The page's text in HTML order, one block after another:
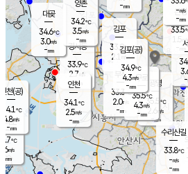
의도
℃
m/s
mm
경서동
33.9℃
2.7 m/s
-mm
-mm
대곶
34.6℃
3.0m/s
-mm
-
김포
33.9℃
2.1 m/s
mm
광명
35.5 ℃
2.6 m/s
-mm
부천
33.3℃
2.0m/s
-mm
양촌
34.2℃
3.5m/s
-mm
구로
35.5℃
4.3m/s
-mm
은평
33.5
1.5 m/s
- mm
수리산길
33.8℃
-m/s
-mm
-m/s
-mm
인천(공)
34.1℃
4.8m/s
-mm
김포(공)
34.9℃
4.3m/s
-mm
인천
34.1℃
2.5m/s
-mm
-